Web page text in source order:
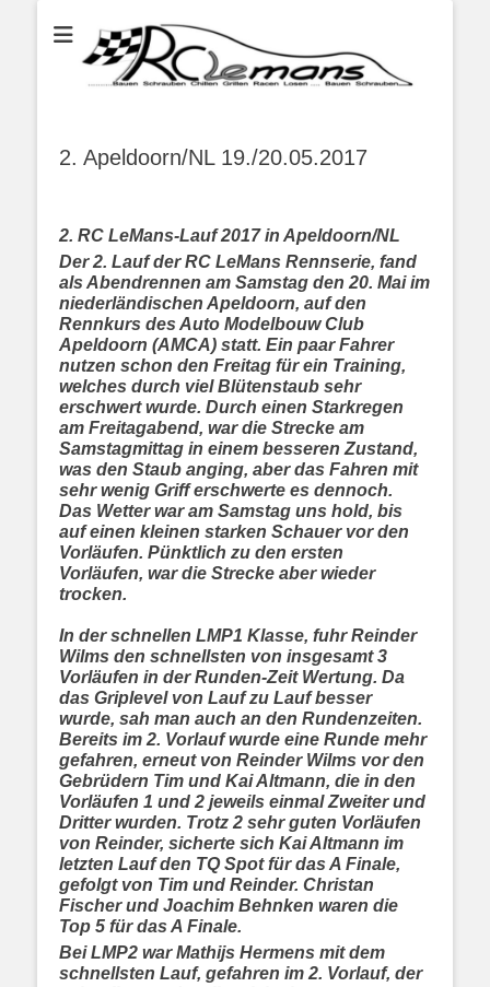
...bauen schauben chillen grillen racen losen bauen schrauben...
2. Apeldoorn/NL 19./20.05.2017
2. RC LeMans-Lauf 2017 in Apeldoorn/NL
Der 2. Lauf der RC LeMans Rennserie, fand
als Abendrennen am Samstag den 20. Mai im
niederländischen Apeldoorn, auf den
Rennkurs des Auto Modelbouw Club
Apeldoorn (AMCA) statt. Ein paar Fahrer
nutzen schon den Freitag für ein Training,
welches durch viel Blütenstaub sehr
erschwert wurde. Durch einen Starkregen
am Freitagabend, war die Strecke am
Samstagmittag in einem besseren Zustand,
was den Staub anging, aber das Fahren mit
sehr wenig Griff erschwerte es dennoch.
Das Wetter war am Samstag uns hold, bis
auf einen kleinen starken Schauer vor den
Vorläufen. Pünktlich zu den ersten
Vorläufen, war die Strecke aber wieder
trocken.
In der schnellen LMP1 Klasse, fuhr Reinder
Wilms den schnellsten von insgesamt 3
Vorläufen in der Runden-Zeit Wertung. Da
das Griplevel von Lauf zu Lauf besser
wurde, sah man auch an den Rundenzeiten.
Bereits im 2. Vorlauf wurde eine Runde mehr
gefahren, erneut von Reinder Wilms vor den
Gebrüdern Tim und Kai Altmann, die in den
Vorläufen 1 und 2 jeweils einmal Zweiter und
Dritter wurden. Trotz 2 sehr guten Vorläufen
von Reinder, sicherte sich Kai Altmann im
letzten Lauf den TQ Spot für das A Finale,
gefolgt von Tim und Reinder. Christan
Fischer und Joachim Behnken waren die
Top 5 für das A Finale.
Bei LMP2 war Mathijs Hermens mit dem
schnellsten Lauf, gefahren im 2. Vorlauf, der